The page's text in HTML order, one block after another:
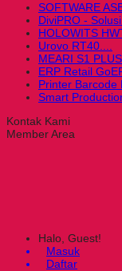
SOFTWARE
DiviPRO -
HOLOWITS
Urovo RT40....
MEARI S1
ERP Retail
Printer Barcode
Smart
Kontak Kami
Member Area
Halo, Guest!
Masuk
Daftar